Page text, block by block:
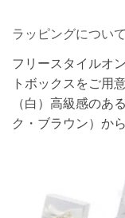
ラッピングについて
フリースタイルオ
トボックスをご用
（白）高級感のあ
ク・ブラウン）か